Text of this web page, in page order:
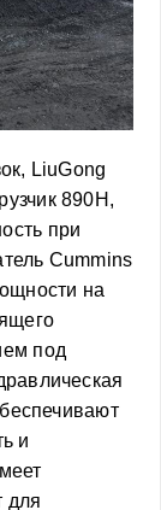
LiuGong
890H,
при
Cummins
на
под
и
для